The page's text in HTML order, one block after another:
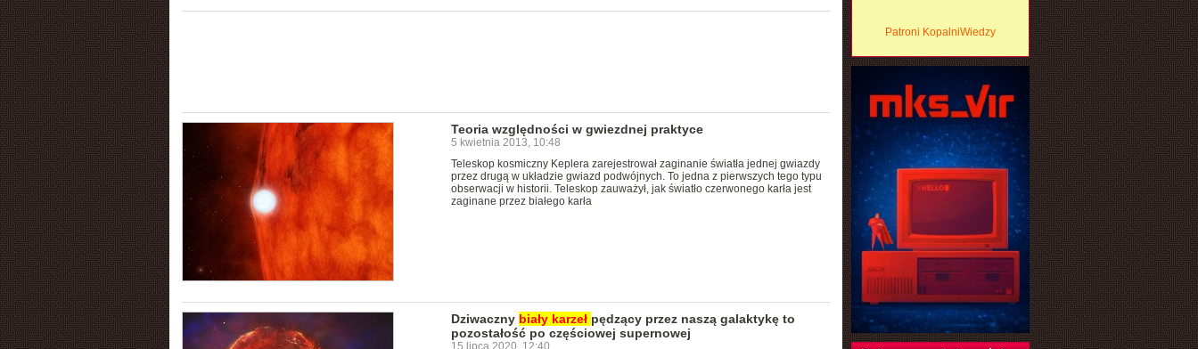
Teoria względności w gwiezdnej praktyce
5 kwietnia 2013, 10:48
Teleskop kosmiczny Keplera zarejestrował zaginanie światła jednej gwiazdy
przez drugą w układzie gwiazd podwójnych. To jedna z pierwszych tego typu
obserwacji w historii. Teleskop zauważył, jak światło czerwonego karła jest
zaginane przez białego karła
Dziwaczny biały karzeł pędzący przez naszą galaktykę to
pozostałość po częściowej supernowej
15 lipca 2020, 12:40
Patroni KopalniWiedzy